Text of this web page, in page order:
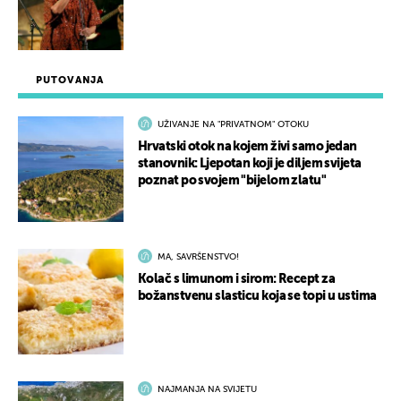
PUTOVANJA
UŽIVANJE NA "PRIVATNOM" OTOKU
Hrvatski otok na kojem živi samo jedan
stanovnik: Ljepotan koji je diljem svijeta
poznat po svojem "bijelom zlatu"
MA, SAVRŠENSTVO!
Kolač s limunom i sirom: Recept za
božanstvenu slasticu koja se topi u ustima
NAJMANJA NA SVIJETU